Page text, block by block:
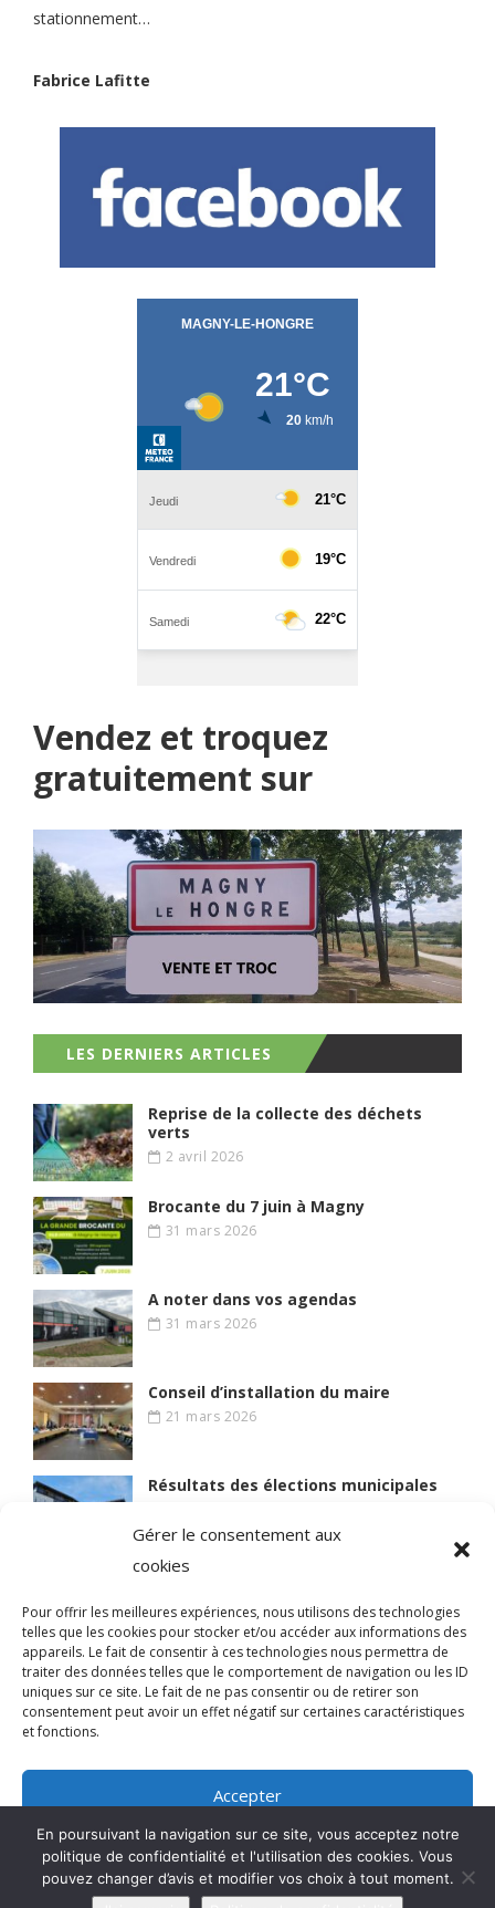
Gérer le consentement aux
cookies
Pour offrir les meilleures expériences, nous utilisons des technologies
telles que les cookies pour stocker et/ou accéder aux informations des
appareils. Le fait de consentir à ces technologies nous permettra de
traiter des données telles que le comportement de navigation ou les ID
uniques sur ce site. Le fait de ne pas consentir ou de retirer son
consentement peut avoir un effet négatif sur certaines caractéristiques
et fonctions.
Accepter
Refuser
Voir les préférences
stationnement…
Fabrice Lafitte
Vendez et troquez
gratuitement sur
LES DERNIERS ARTICLES
Reprise de la collecte des déchets
verts
2 avril 2026
Brocante du 7 juin à Magny
31 mars 2026
A noter dans vos agendas
31 mars 2026
Conseil d’installation du maire
21 mars 2026
Résultats des élections municipales
© 2021 BIEN VIVRE A MAGNY
Mentions légales
En poursuivant la navigation sur ce site, vous acceptez notre
politique de confidentialité et l'utilisation des cookies. Vous
pouvez changer d’avis et modifier vos choix à tout moment.